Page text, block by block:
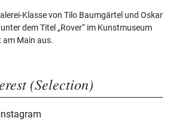
Klasse von Tilo Baumgärtel und Oskar
dem Titel „Rover“ im Kunstmuseum
am Main aus.
(Selection)